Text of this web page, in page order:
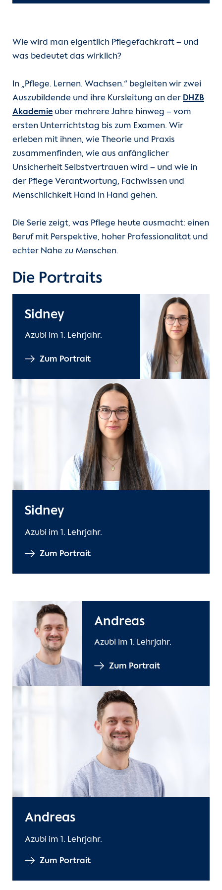
Internationale Patienten
Zur Seite der Charité
Wie wird man eigentlich Pflegefachkraft – und
was bedeutet das wirklich?
In „Pflege. Lernen. Wachsen.“ begleiten wir zwei
Auszubildende und ihre Kursleitung an der DHZB
Akademie über mehrere Jahre hinweg – vom
ersten Unterrichtstag bis zum Examen. Wir
erleben mit ihnen, wie Theorie und Praxis
zusammenfinden, wie aus anfänglicher
Unsicherheit Selbstvertrauen wird – und wie in
der Pflege Verantwortung, Fachwissen und
Menschlichkeit Hand in Hand gehen.
Die Serie zeigt, was Pflege heute ausmacht: einen
Beruf mit Perspektive, hoher Professionalität und
echter Nähe zu Menschen.
Die Portraits
Sidney
Azubi im 1. Lehrjahr.
Zum Portrait
Sidney
Azubi im 1. Lehrjahr.
Zum Portrait
Andreas
Azubi im 1. Lehrjahr.
Zum Portrait
Andreas
Azubi im 1. Lehrjahr.
Zum Portrait